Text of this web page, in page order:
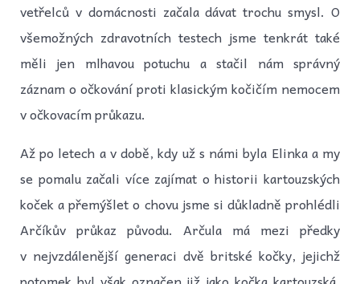
vetřelců v domácnosti začala dávat trochu smysl. O
všemožných zdravotních testech jsme tenkrát také
měli jen mlhavou potuchu a stačil nám správný
záznam o očkování proti klasickým kočičím nemocem
v očkovacím průkazu.
Až po letech a v době, kdy už s námi byla Elinka a my
se pomalu začali více zajímat o historii kartouzských
koček a přemýšlet o chovu jsme si důkladně prohlédli
Arčíkův průkaz původu. Arčula má mezi předky
v nejvzdálenější generaci dvě britské kočky, jejichž